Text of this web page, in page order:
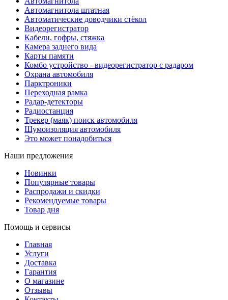
Автомагнитола штатная
Автоматические доводчики стёкол
Видеорегистратор
Кабели, гофры, стяжка
Камера заднего вида
Карты памяти
Комбо устройство - видеорегистратор с радаром
Охрана автомобиля
Парктроники
Переходная рамка
Радар-детекторы
Радиостанция
Трекер (маяк) поиск автомобиля
Шумоизоляция автомобиля
Это может понадобиться
Наши предложения
Новинки
Популярные товары
Распродажи и скидки
Рекомендуемые товары
Товар дня
Помощь и сервисы
Главная
Услуги
Доставка
Гарантия
О магазине
Отзывы